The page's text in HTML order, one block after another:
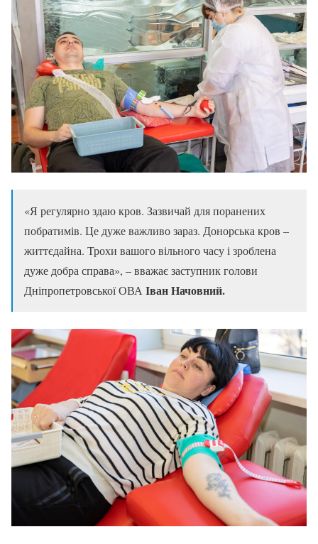
«Я регулярно здаю кров. Зазвичай для поранених
побратимів. Це дуже важливо зараз. Донорська кров –
життєдайна. Трохи вашого вільного часу і зроблена
дуже добра справа», – вважає заступник голови
Дніпропетровської ОВАІван Начовний.